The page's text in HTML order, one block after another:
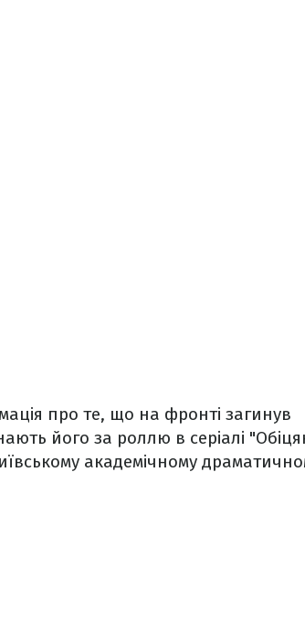
про те, що на фронті загинув
його за роллю в серіалі
академічному